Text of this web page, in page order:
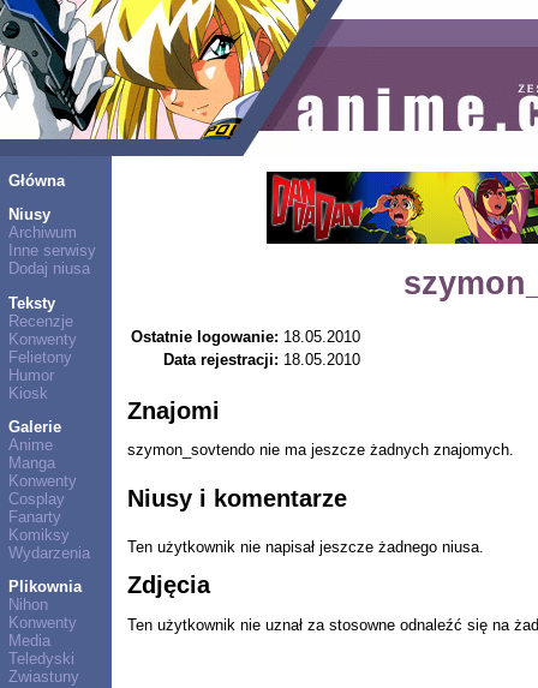
Główna
Niusy
Archiwum
Inne serwisy
Dodaj niusa
Teksty
Recenzje
Konwenty
Felietony
Humor
Kiosk
Galerie
Anime
Manga
Konwenty
Cosplay
Fanarty
Komiksy
Wydarzenia
Plikownia
Nihon
Konwenty
Media
Teledyski
Zwiastuny
Ostatnie logowanie: 18.05.2010
Data rejestracji: 18.05.2010
Znajomi
szymon_sovtendo nie ma jeszcze żadnych znajomych.
Niusy i komentarze
Ten użytkownik nie napisał jeszcze żadnego niusa.
Zdjęcia
Ten użytkownik nie uznał za stosowne odnaleźć się na